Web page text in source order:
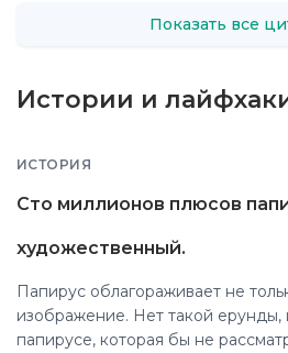
Показать все
Истории и
ИСТОРИЯ
Сто миллионов плюсов
художественный.
Папирус облагораживает не
изображение. Нет такой
папирусе, которая бы не